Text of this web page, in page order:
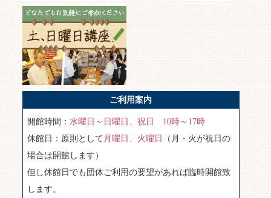
ご利用案内
開館時間：水曜日～日曜日、祝日 10時～17時
休館日：原則として月曜日、火曜日 （月・火が祝日の
場合は開館します）
但し休館日でも団体ご利用の要望があれば臨時開館致
します。